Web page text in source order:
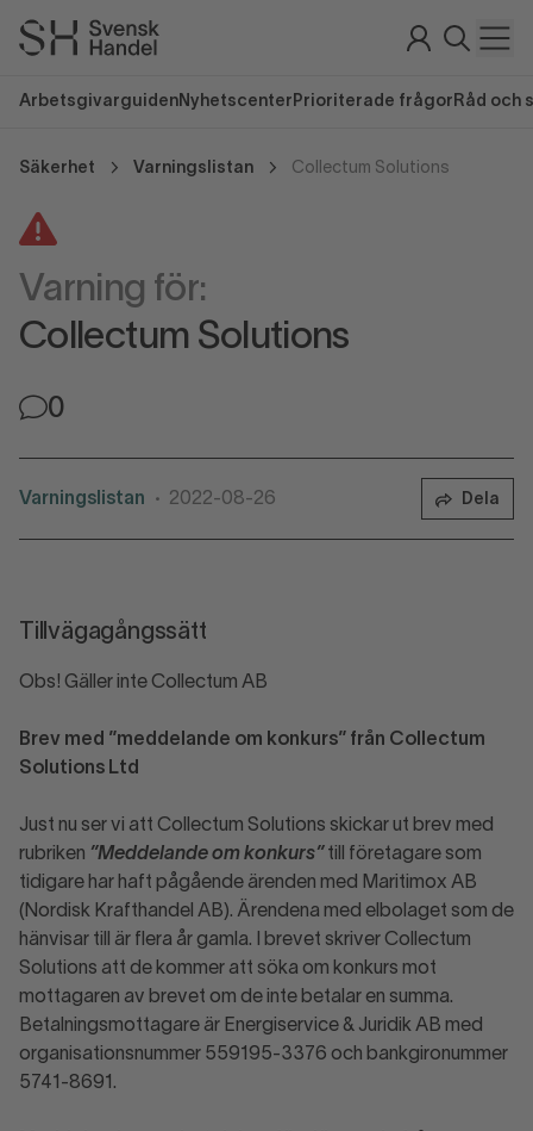
Arbetsgivarguiden Nyhetscenter Prioriterade frågor Råd och
Säkerhet Varningslistan Collectum Solutions
Varning för:
Collectum Solutions
0
Varningslistan • 2022-08-26 Dela
Tillvägagångssätt
Obs! Gäller inte Collectum AB
Brev med ”meddelande om konkurs” från Collectum
Solutions Ltd
Just nu ser vi att Collectum Solutions skickar ut brev med
rubriken ”Meddelande om konkurs” till företagare som
tidigare har haft pågående ärenden med Maritimox AB
(Nordisk Krafthandel AB). Ärendena med elbolaget som de
hänvisar till är flera år gamla. I brevet skriver Collectum
Solutions att de kommer att söka om konkurs mot
mottagaren av brevet om de inte betalar en summa.
Betalningsmottagare är Energiservice & Juridik AB med
organisationsnummer 559195-3376 och bankgironummer
5741-8691.